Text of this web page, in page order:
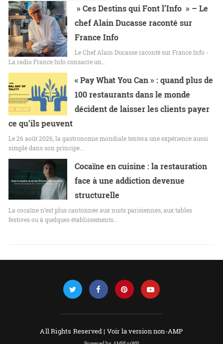
» Ces Destins qui Font l’Info » – Le
chef Alain Ducasse raconté sur
France Info
Le Chef Alain Ducasse raconté sur France Info -
La radio France Info consacre un…
« Pay What You Can » : quand plus de
100 restaurants dans le monde
décident de laisser les clients payer
ce qu’ils peuvent
Le 26 août 2026, la gastronomie mondiale tentera une expérience aussi
simple dans son principe…
Cocaïne en cuisine : la restauration
face à une addiction devenue
structurelle
La cocaïne n’est plus cantonnée aux nuits parisiennes, aux tables
festives ou à quelques établissements…
All Rights Reserved | Voir la version non-AMP